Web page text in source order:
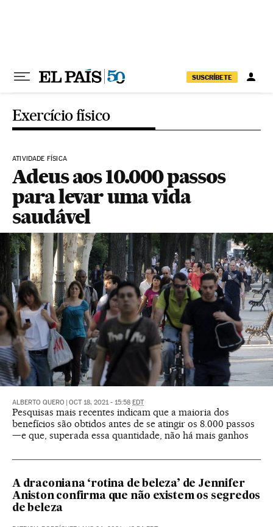
SUSCRÍBETE
Exercício físico
ATIVIDADE FÍSICA
Adeus aos 10.000 passos
para levar uma vida
saudável
ALBERTO QUERO OCT 18, 2021 - 15:58 EDT
Pesquisas mais recentes indicam que a maioria dos
benefícios são obtidos antes de se atingir os 8.000 passos
—e que, superada essa quantidade, não há mais ganhos
A draconiana ‘rotina de beleza’ de Jennifer
Aniston confirma que não existem os segredos
de beleza